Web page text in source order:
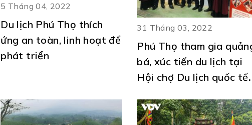
5 Tháng 04, 2022
Du lịch Phú Thọ thích
ứng an toàn, linh hoạt để
phát triển
31 Tháng 03, 2022
Phú Thọ tham gia
bá, xúc tiến du lịch tại
Hội chợ Du lịch quốc tế
năm 2022.